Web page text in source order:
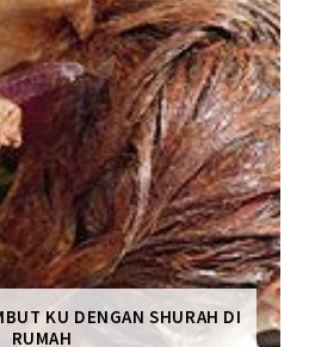
KU DENGAN SHURAH DI
RUMAH